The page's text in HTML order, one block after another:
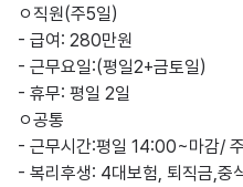
ㅇ직원(주5일)
- 급여: 280만원
- 근무요일:(평일2+금토일)
- 휴무: 평일 2일
ㅇ공통
- 근무시간:평일 14:00~마감/
- 복리후생: 4대보험, 퇴직금,중